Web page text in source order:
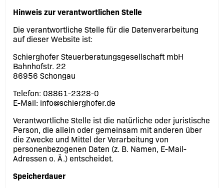
Hinweis zur verantwortlichen Stelle
Die verantwortliche Stelle für die Datenverarbeitung
auf dieser Website ist:
Schierghofer Steuerberatungsgesellschaft mbH
Bahnhofstr. 22
86956 Schongau
Telefon: 08861-2328-0
E-Mail: info@schierghofer.de
Verantwortliche Stelle ist die natürliche oder juristische
Person, die allein oder gemeinsam mit anderen über
die Zwecke und Mittel der Verarbeitung von
personenbezogenen Daten (z. B. Namen, E-Mail-
Adressen o. Ä.) entscheidet.
Speicherdauer